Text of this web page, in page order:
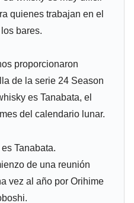
quienes trabajan en el
bares.
proporcionaron
de la serie 24 Season
es Tanabata, el
del calendario lunar.
Tanabata.
de una reunión
vez al año por Orihime